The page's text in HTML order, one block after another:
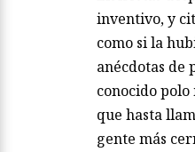
inventivo, y
como si la
anécdotas de
conocido
que hasta
gente más